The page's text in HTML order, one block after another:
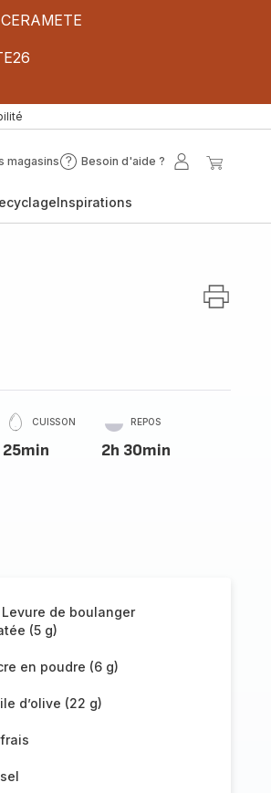
magasins Besoin d'aide ?
Besoin
?
Mon
Inspirations
CUISSON
25min
REPOS
2h 30min
Levure de boulanger
(5 g)
en poudre (6 g)
d’olive (22 g)